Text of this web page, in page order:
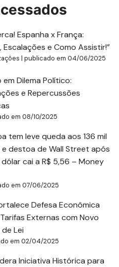
Espanha x França:
Escalações e Como Assistir!”
|publicado em 04/06/2025
em Dilema Político:
e Repercussões
em 08/10/2025
tem leve queda aos 136 mil
destoa de Wall Street após
cai a R$ 5,56 – Money
em 07/06/2025
Defesa Econômica
Externas com Novo
Lei
em 02/04/2025
Iniciativa Histórica para